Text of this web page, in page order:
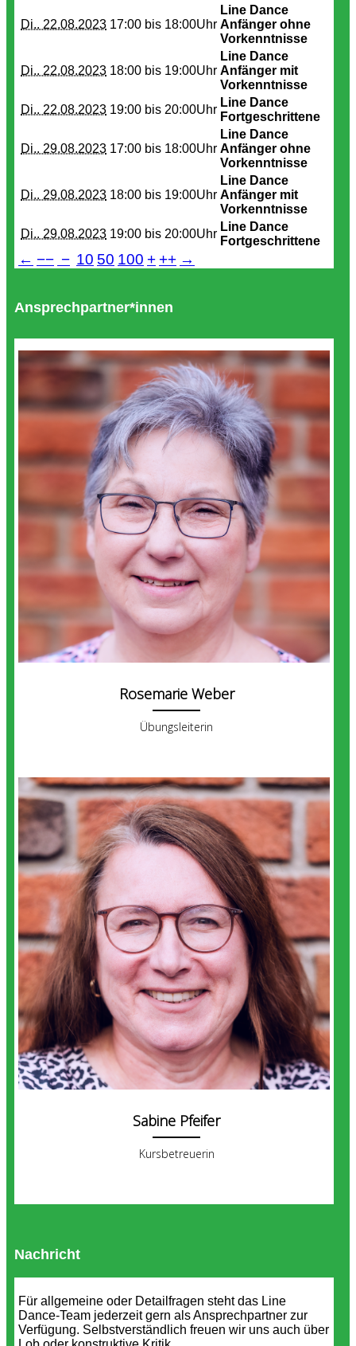
Di.. 22.08.2023 17:00 bis 18:00Uhr
Line Dance
Anfänger ohne
Vorkenntnisse
Di.. 22.08.2023 18:00 bis 19:00Uhr
Line Dance
Anfänger mit
Vorkenntnisse
Di.. 22.08.2023 19:00 bis 20:00Uhr
Line Dance
Fortgeschrittene
Di.. 29.08.2023 17:00 bis 18:00Uhr
Line Dance
Anfänger ohne
Vorkenntnisse
Di.. 29.08.2023 18:00 bis 19:00Uhr
Line Dance
Anfänger mit
Vorkenntnisse
Di.. 29.08.2023 19:00 bis 20:00Uhr
Line Dance
Fortgeschrittene
← −− − 10 50 100 + ++ →
Ansprechpartner*innen
Rosemarie Weber
Übungsleiterin
Sabine Pfeifer
Kursbetreuerin
Nachricht
Für allgemeine oder Detailfragen steht das Line
Dance-Team jederzeit gern als Ansprechpartner zur
Verfügung. Selbstverständlich freuen wir uns auch über